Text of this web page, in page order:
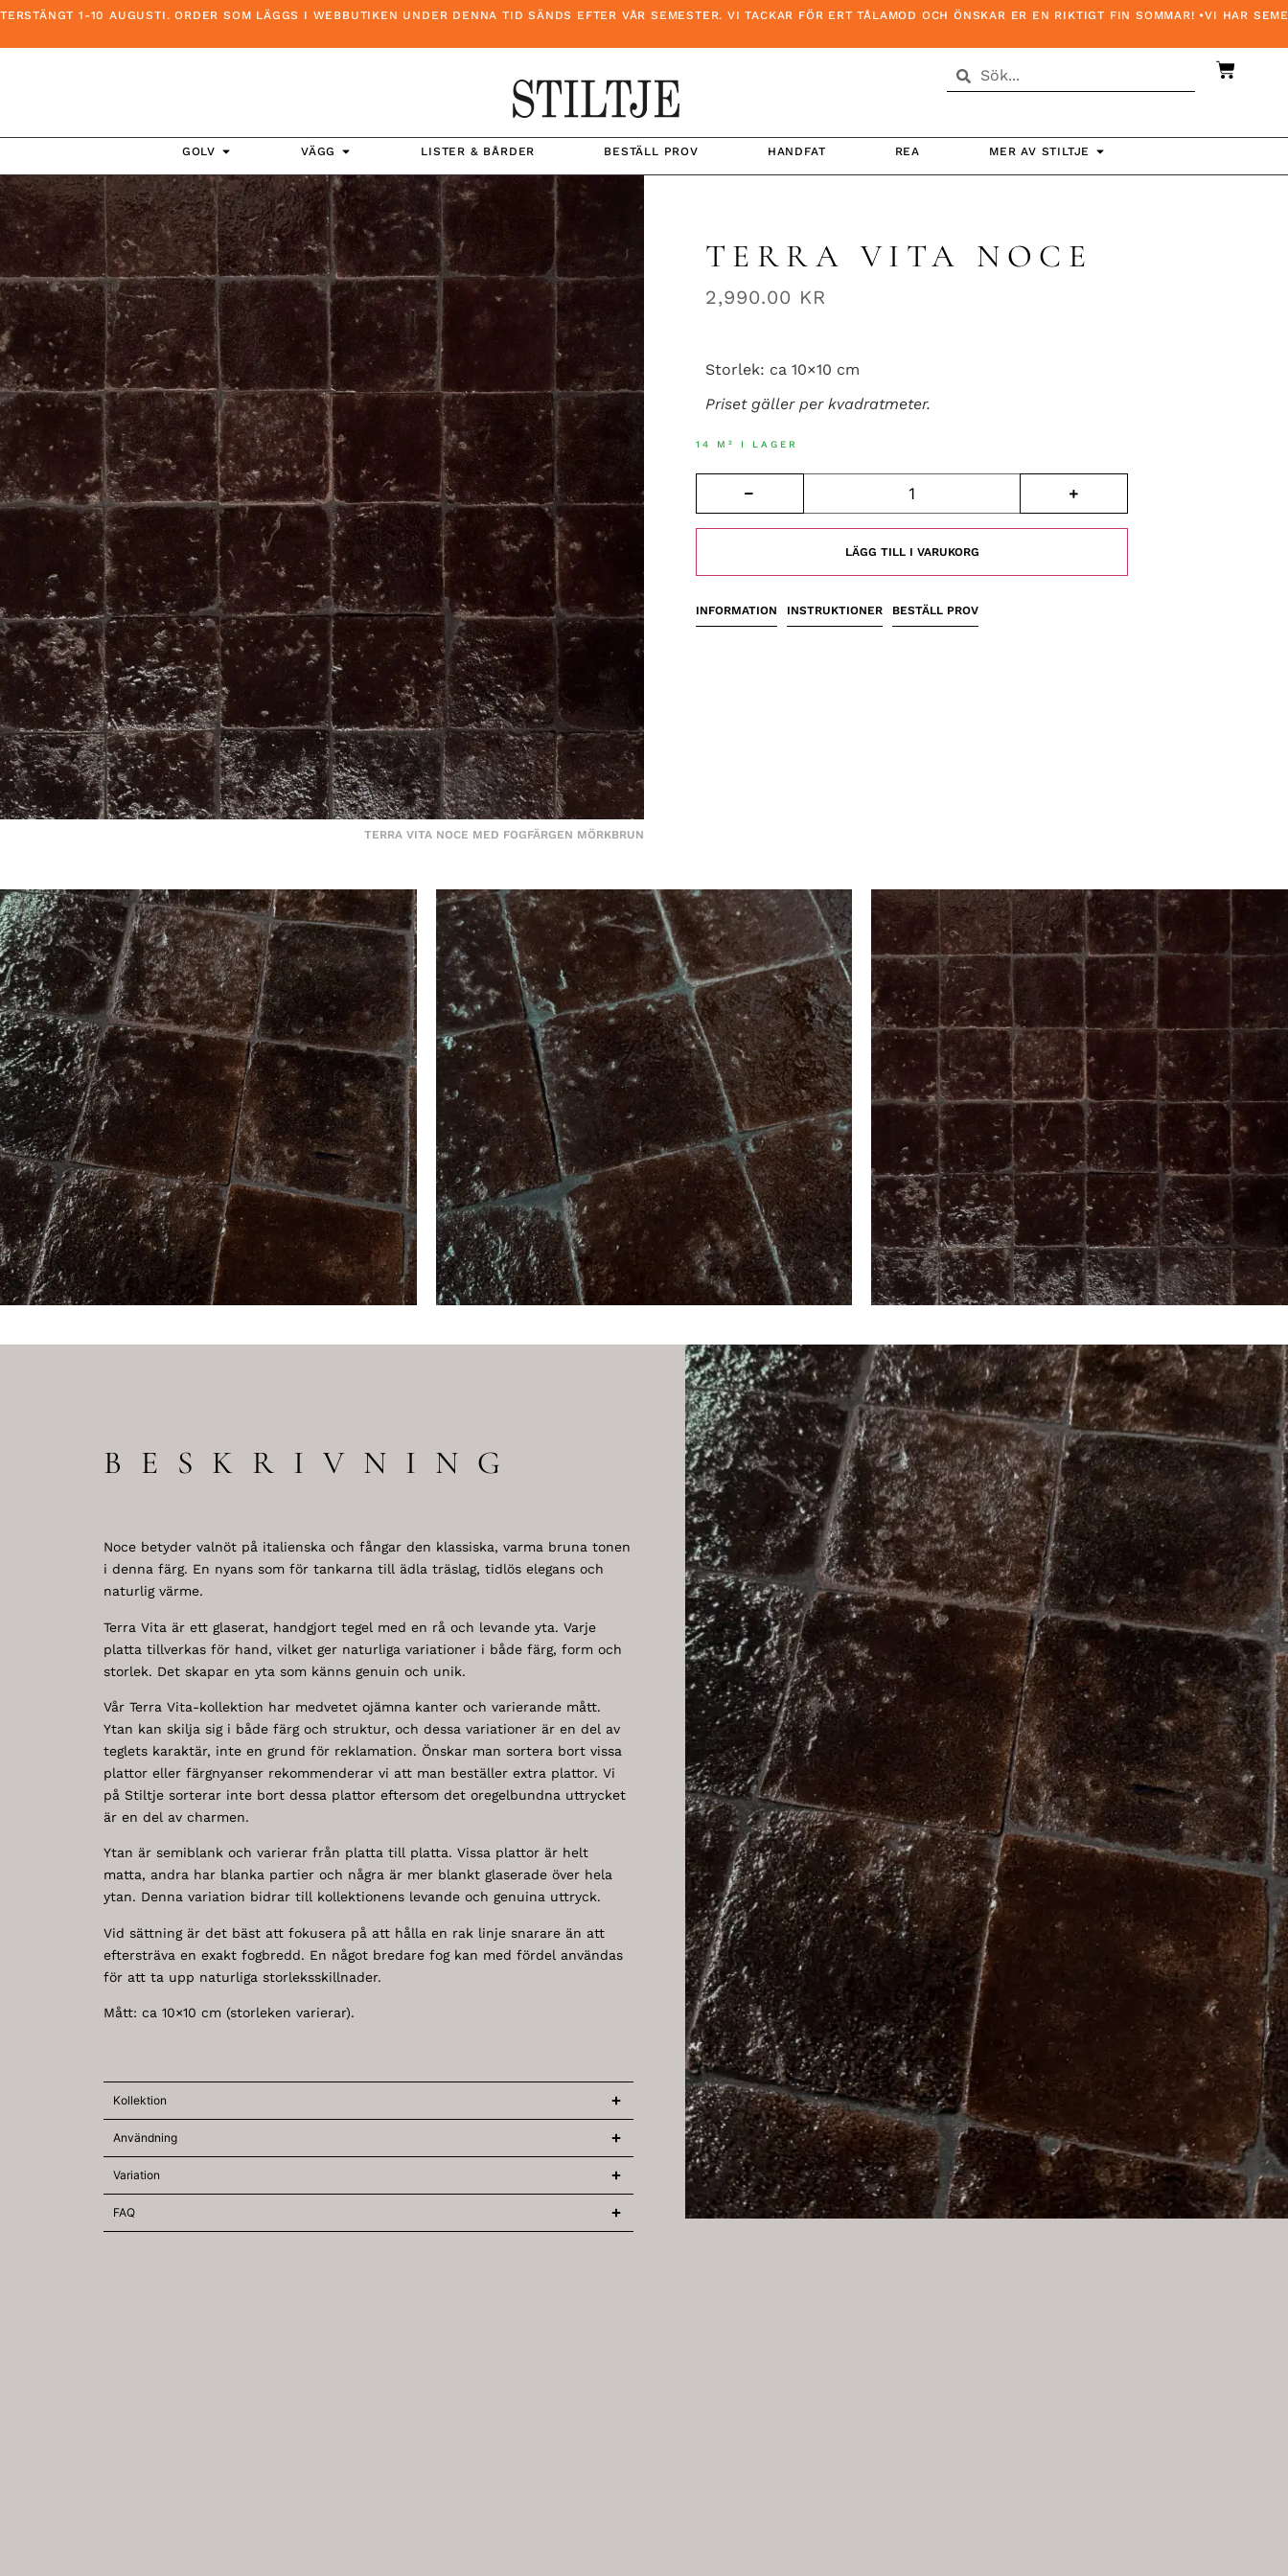
1-10 AUGUSTI. ORDER SOM LÄGGS I WEBBUTIKEN UNDER DENNA TID SÄNDS EFTER VÅR SEMESTER. VI TACKAR FÖR ERT TÅLAMOD OCH ÖNSKAR ER EN RIKTIGT FIN SOMMAR! •VI HAR
GOLV VÄGG LISTER & BÅRDER BESTÄLL PROV HANDFAT REA MER AV STILTJE
TERRA VITA NOCE MED FOGFÄRGEN MÖRKBRUN
TERRA VITA NOCE
2,990.00 KR
Storlek: ca 10×10 cm
Priset gäller per kvadratmeter.
14 M² I LAGER
LÄGG TILL I VARUKORG
INFORMATION INSTRUKTIONER BESTÄLL PROV
BESKRIVNING
Noce betyder valnöt på italienska och fångar den klassiska, varma bruna tonen
i denna färg. En nyans som för tankarna till ädla träslag, tidlös elegans och
naturlig värme.
Terra Vita är ett glaserat, handgjort tegel med en rå och levande yta. Varje
platta tillverkas för hand, vilket ger naturliga variationer i både färg, form och
storlek. Det skapar en yta som känns genuin och unik.
Vår Terra Vita-kollektion har medvetet ojämna kanter och varierande mått.
Ytan kan skilja sig i både färg och struktur, och dessa variationer är en del av
teglets karaktär, inte en grund för reklamation. Önskar man sortera bort vissa
plattor eller färgnyanser rekommenderar vi att man beställer extra plattor. Vi
på Stiltje sorterar inte bort dessa plattor eftersom det oregelbundna uttrycket
är en del av charmen.
Ytan är semiblank och varierar från platta till platta. Vissa plattor är helt
matta, andra har blanka partier och några är mer blankt glaserade över hela
ytan. Denna variation bidrar till kollektionens levande och genuina uttryck.
Vid sättning är det bäst att fokusera på att hålla en rak linje snarare än att
eftersträva en exakt fogbredd. En något bredare fog kan med fördel användas
för att ta upp naturliga storleksskillnader.
Mått: ca 10×10 cm (storleken varierar).
Kollektion
Användning
Variation
FAQ